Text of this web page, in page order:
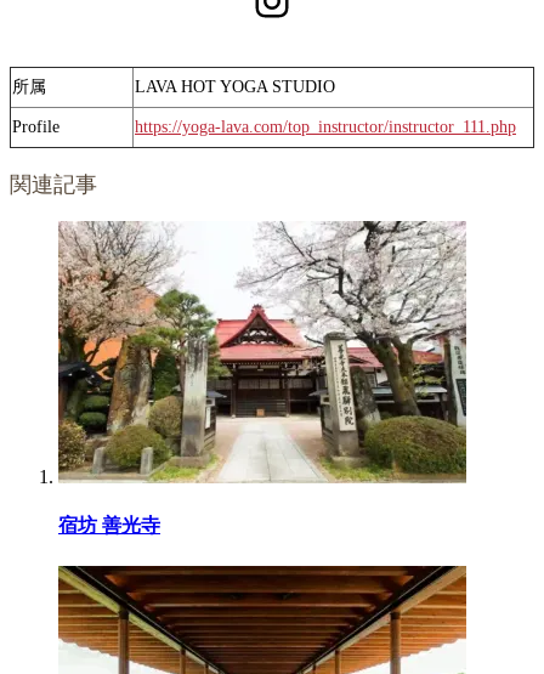
所属 LAVA HOT YOGA STUDIO
Profile https://yoga-lava.com/top_instructor/instructor_111.php
関連記事
宿坊 善光寺